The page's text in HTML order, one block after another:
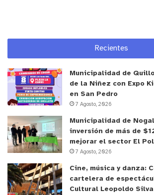
Recientes
Municipalidad de
de la Niñez con Expo
en San Pedro
7 Agosto, 2026
Municipalidad de
inversión de más de
mejorar el sector El
7 Agosto, 2026
Cine, música y danza:
cartelera de
Cultural Leopoldo